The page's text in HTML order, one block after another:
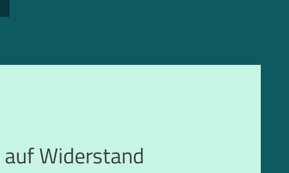
Widerstand